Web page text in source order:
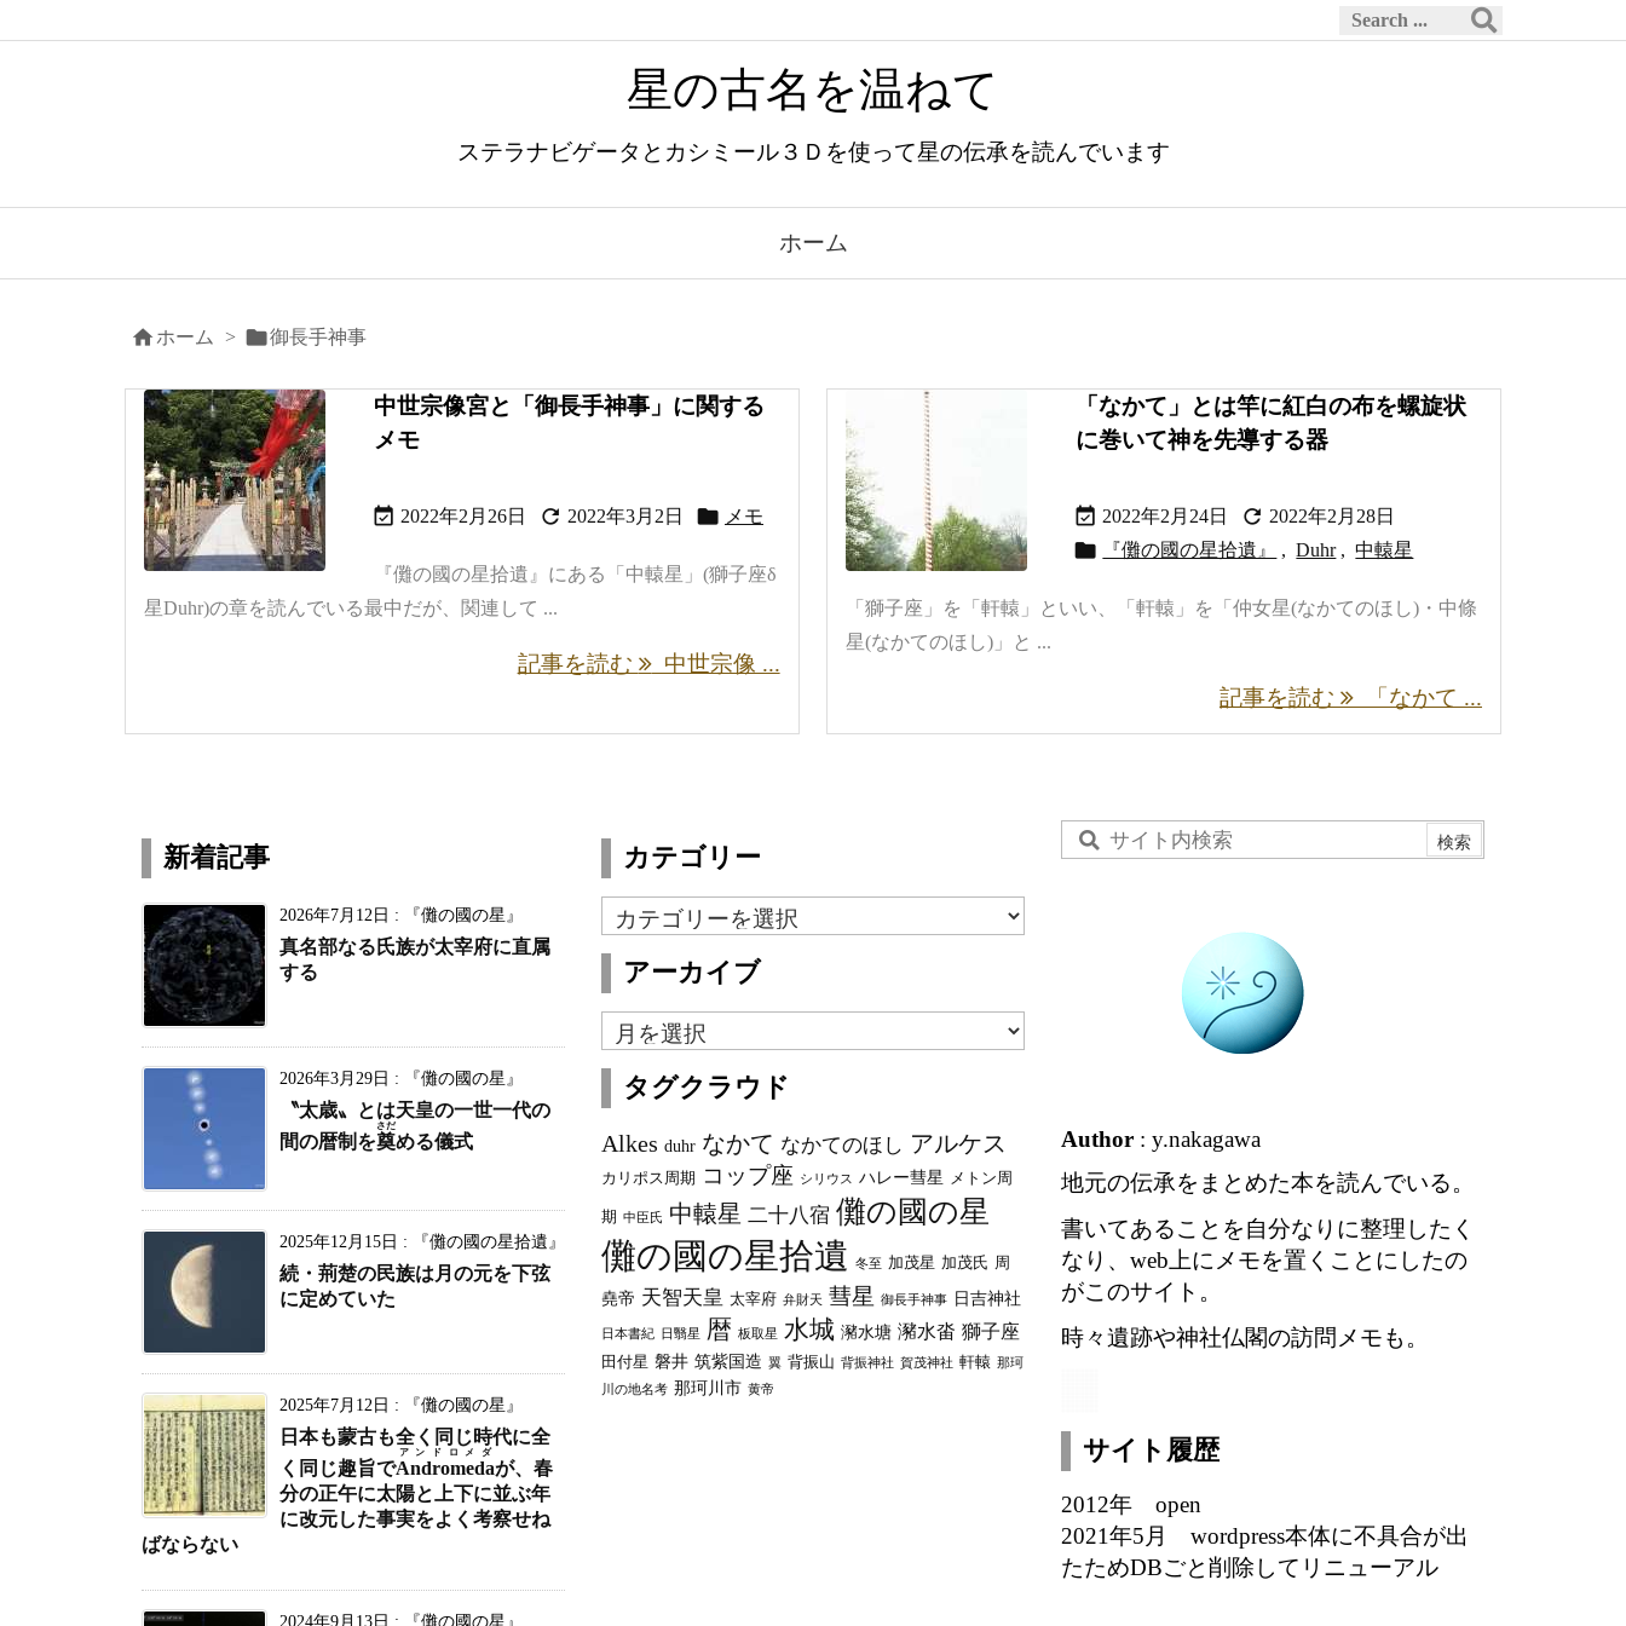
星の古名を温ねて
ステラナビゲータとカシミール３Ｄを使って星の伝承を読んでいます
ホーム
 ホーム > 御長手神事
中世宗像宮と「御長手神事」に関する
メモ
 2022年2月26日  2022年3月2日  メモ
『儺の國の星拾遺』にある「中轅星」(獅子座δ
星Duhr)の章を読んでいる最中だが、関連して ...
記事を読む 中世宗像 ...
「なかて」とは竿に紅白の布を螺旋状
に巻いて神を先導する器
 2022年2月24日  2022年2月28日
 『儺の國の星拾遺』 , Duhr , 中轅星
「獅子座」を「軒轅」といい、「軒轅」を「仲女星(なかてのほし)・中條
星(なかてのほし)」と ...
記事を読む 「なかて ...
新着記事
2026年7月12日 : 『儺の國の星』
真名部なる氏族が太宰府に直属
する
2026年3月29日 : 『儺の國の星』
〝太歳〟とは天皇の一世一代の
間の暦制を奠
さだ
める儀式
2025年12月15日 : 『儺の國の星拾遺』
続・荊楚の民族は月の元を下弦
に定めていた
2025年7月12日 : 『儺の國の星』
日本も蒙古も全く同じ時代に全
く同じ趣旨でAndromeda
アンドロメダ
が、春
分の正午に太陽と上下に並ぶ年
に改元した事実をよく考察せね
ばならない
2024年9月13日 : 『儺の國の星』
カテゴリー
カ
テ
リ
ー
アーカイブ
ア
ー
ブ
タグクラウド
Alkes duhr なかて なかてのほし アルケス
カリポス周期 コップ座 シリウス ハレー彗星 メトン周
期 中臣氏 中轅星 二十八宿 儺の國の星
儺の國の星拾遺 冬至 加茂星 加茂氏 周
堯帝 天智天皇 太宰府 弁財天 彗星 御長手神事 日吉神社
日本書紀 日翳星 暦 板取星 水城 瀦水塘 瀦水畓 獅子座
田付星 磐井 筑紫国造 翼 背振山 背振神社 賀茂神社 軒轅 那珂
川の地名考 那珂川市 黄帝
Author : y.nakagawa
地元の伝承をまとめた本を読んでいる。
書いてあることを自分なりに整理したく
なり、web上にメモを置くことにしたの
がこのサイト。
時々遺跡や神社仏閣の訪問メモも。
サイト履歴
2012年 open
2021年5月 wordpress本体に不具合が出
たためDBごと削除してリニューアル